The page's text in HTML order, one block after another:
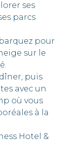
ses
parcs
pour
sur le
puis
avec un
où vous
à la
Hotel &